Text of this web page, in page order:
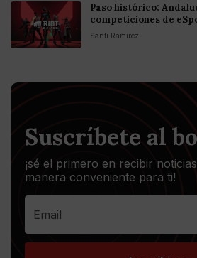
Paso histórico:
competiciones de
Santi Ramirez
Suscríbete al
¡sé el primero en recibir
manera conveniente para ti!